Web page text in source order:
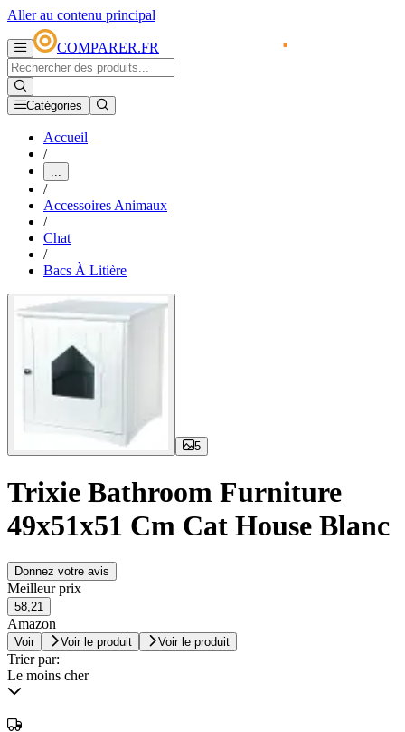
Aller au contenu principal
COMPARER.FR
Catégories
Accueil
/
...
/
Accessoires Animaux
/
Chat
/
Bacs À Litière
5
Trixie Bathroom Furniture
49x51x51 Cm Cat House Blanc
Donnez votre avis
Meilleur prix
58,21
Amazon
Voir Voir le produit Voir le produit
Trier par:
Le moins cher